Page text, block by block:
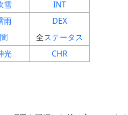
雪
INT
雨
DEX
闇 全ステータス
光 CHR